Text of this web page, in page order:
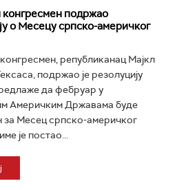
конгресмен подржао
о Месецу српско-америчког
републиканац Мајкл
подржао је резолуцију
да фебруар у
Америчким Државама буде
за Месец српско-америчког
је постао...